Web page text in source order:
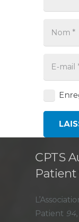
CPTS
Patient
Patient 94